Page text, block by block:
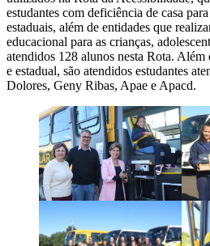
estudantes com deficiência de casa
estaduais, além de entidades que
educacional para as crianças,
atendidos 128 alunos nesta Rota.
e estadual, são atendidos estudantes
Dolores, Geny Ribas, Apae e Apacd.